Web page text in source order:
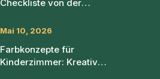
Checkliste von der
Sanierung
Mai 10, 2026
Farbkonzepte für
Kinderzimmer: Kreativ